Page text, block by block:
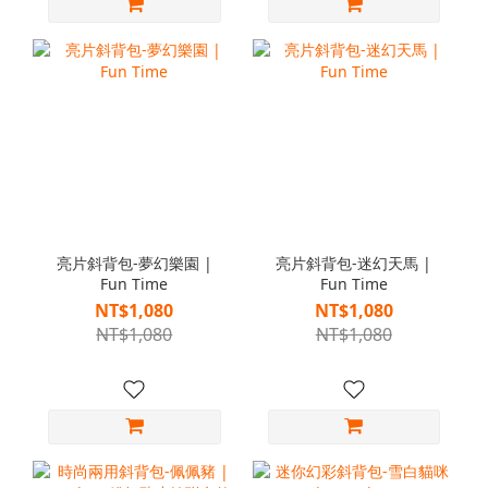
亮片斜背包-夢幻樂園 |
Fun Time
NT$1,080
NT$1,080
亮片斜背包-迷幻天馬 |
Fun Time
NT$1,080
NT$1,080